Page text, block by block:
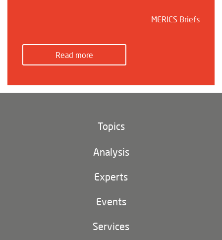
MERICS Briefs
Read more
Topics
Climate and environment
Digital China
EU-China
navigation)
Analysis
Experts
Events
Services